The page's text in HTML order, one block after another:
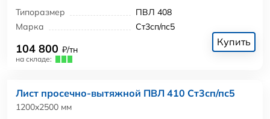
Типоразмер
ПВЛ 408
Марка
Ст3сп/пс5
104 800 ₽/тн
на складе:
Купить
Лист просечно-вытяжной ПВЛ 410 Ст3сп/пс5
1200x2500 мм